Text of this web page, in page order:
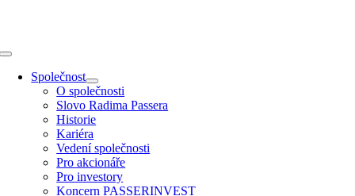
Toggle
NavigationSpolečnost
O společnosti
Slovo Radima Passera
Historie
Kariéra
Vedení společnosti
Pro akcionáře
Pro investory
Koncern PASSERINVEST